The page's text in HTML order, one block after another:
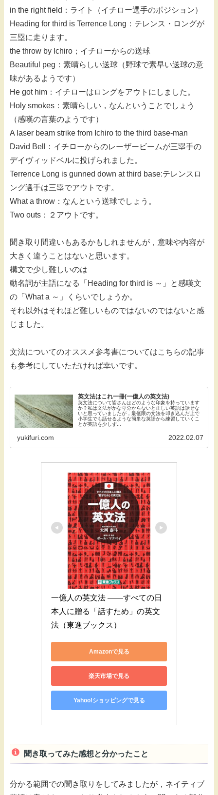
in the right field：ライト（イチロー選手のポジション）
Heading for third is Terrence Long：テレンス・ロングが
三塁に走ります。
the throw by Ichiro；イチローからの送球
Beautiful peg：素晴らしい送球（野球で素早い送球の意
味があるようです）
He got him：イチローはロングをアウトにしました。
Holy smokes：素晴らしい，なんということでしょう
（感嘆の言葉のようです）
A laser beam strike from Ichiro to the third base-man
David Bell：イチローからのレーザービームが三塁手の
デイヴィッドベルに投げられました。
Terrence Long is gunned down at third base:テレンスロ
ング選手は三塁でアウトです。
What a throw：なんという送球でしょう。
Two outs：２アウトです。
聞き取り間違いもあるかもしれませんが，意味や内容が
大きく違うことはないと思います。
構文で少し難しいのは
動名詞が主語になる「Heading for third is ～」と感嘆文
の「What a ～」くらいでしょうか。
それ以外はそれほど難しいものではないのではないと感
じました。
文法についてのオススメ参考書についてはこちらの記事
も参考にしていただければ幸いです。
英文法はこれ一冊(一億人の英文法)
英文法について皆さんはどのような印象を持っています
か？私は文法がかなり分からないと正しい英語は話せな
いと思っていましたが，最低限の文法を叩き込んだ上で
小学生でも話せるような簡単な英語から練習していくこ
とが英語を少しず...
yukifuri.com 2022.02.07
一億人の英文法 ――すべての日
本人に贈る「話すため」の英文
法（東進ブックス）
Amazonで見る
楽天市場で見る
Yahoo!ショッピングで見る
聞き取ってみた感想と分かったこと
分かる範囲での聞き取りをしてみましたが，ネイティブ